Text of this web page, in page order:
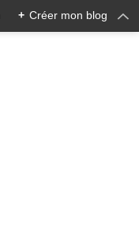
+ Créer mon blog